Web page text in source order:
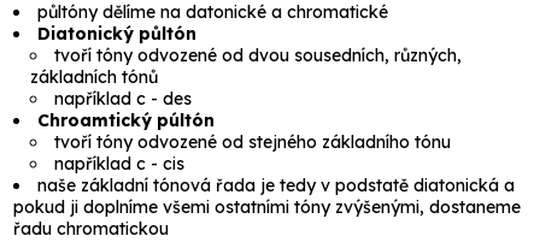
půltóny dělíme nadatonické achromatické
Diatonický půltón
tvoří tóny odvozené od dvou sousedních, různých,
základních tónů
napříkladc -des
Chroamtický púltón
tvoří tóny odvozené od stejného základního tónu
napříkladc -cis
naše základní tónová řada je tedy v podstatědiatonická a
pokud ji doplníme všemi ostatními tóny zvýšenými, dostaneme
řaduchromatickou